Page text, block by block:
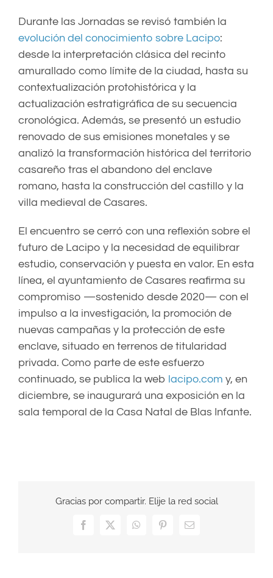
Durante las Jornadas se revisó también la
evolución del conocimiento sobre Lacipo:
desde la interpretación clásica del recinto
amurallado como límite de la ciudad, hasta su
contextualización protohistórica y la
actualización estratigráfica de su secuencia
cronológica. Además, se presentó un estudio
renovado de sus emisiones monetales y se
analizó la transformación histórica del territorio
casareño tras el abandono del enclave
romano, hasta la construcción del castillo y la
villa medieval de Casares.
El encuentro se cerró con una reflexión sobre el
futuro de Lacipo y la necesidad de equilibrar
estudio, conservación y puesta en valor. En esta
línea, el ayuntamiento de Casares reafirma su
compromiso —sostenido desde 2020— con el
impulso a la investigación, la promoción de
nuevas campañas y la protección de este
enclave, situado en terrenos de titularidad
privada. Como parte de este esfuerzo
continuado, se publica la web lacipo.com y, en
diciembre, se inaugurará una exposición en la
sala temporal de la Casa Natal de Blas Infante.
Gracias por compartir. Elije la red social
Facebook
X WhatsAppPinterestCorreo